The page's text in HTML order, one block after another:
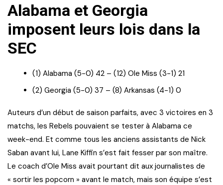
Alabama et Georgia
imposent leurs lois dans la
SEC
(1) Alabama (5-0) 42 – (12) Ole Miss (3-1) 21
(2) Georgia (5-0) 37 – (8) Arkansas (4-1) 0
Auteurs d’un début de saison parfaits, avec 3 victoires en 3
matchs, les Rebels pouvaient se tester à Alabama ce
week-end. Et comme tous les anciens assistants de Nick
Saban avant lui, Lane Kiffin s’est fait fesser par son maître.
Le coach d’Ole Miss avait pourtant dit aux journalistes de
« sortir les popcorn » avant le match, mais son équipe s’est